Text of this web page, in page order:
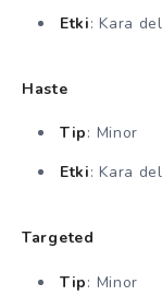
Etki: Kara
Haste
Tip: Minor
Etki: Kara
Targeted
Tip: Minor